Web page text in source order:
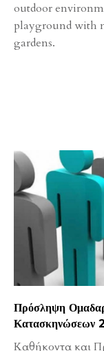
outdoor
playground with
gardens.
Πρόσληψη
Κατασκηνώσεων
Καθήκοντα και